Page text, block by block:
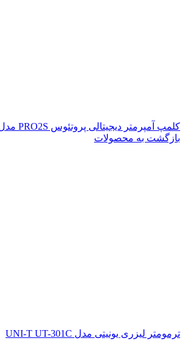
کلمپ آمپرمتر دیجیتالی پروتئوس PRO2S مدل P2-C05
بازگشت به محصولات
ترمومتر لیزری یونیتی مدل UNI-T UT-301C